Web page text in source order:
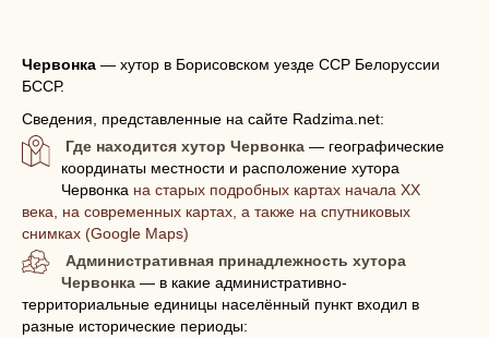
Червонка — хутор в Борисовском уезде ССР Белоруссии
БССР.
Сведения, представленные на сайте Radzima.net:
Где находится хутор Червонка — географические
координаты местности и расположение хутора
Червонка на старых подробных картах начала XX
века, на современных картах, а также на спутниковых
снимках (Google Maps)
Административная принадлежность хутора
Червонка — в какие административно-
территориальные единицы населённый пункт входил в
разные исторические периоды: